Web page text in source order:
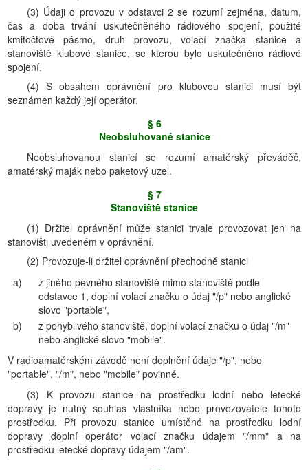
(3) Údaji o provozu v odstavci 2 se rozumí zejména, datum,
čas a doba trvání uskutečněného rádiového spojení, použité
kmitočtové pásmo, druh provozu, volací značka stanice a
stanoviště klubové stanice, se kterou bylo uskutečněno rádiové
spojení.
(4) S obsahem oprávnění pro klubovou stanici musí být
seznámen každý její operátor.
§ 6
Neobsluhované stanice
Neobsluhovanou stanicí se rozumí amatérský převáděč,
amatérský maják nebo paketový uzel.
§ 7
Stanoviště stanice
(1) Držitel oprávnění může stanici trvale provozovat jen na
stanovišti uvedeném v oprávnění.
(2) Provozuje-li držitel oprávnění přechodně stanici
a)
z jiného pevného stanoviště mimo stanoviště podle
odstavce 1, doplní volací značku o údaj "/p" nebo anglické
slovo "portable",
b)
z pohyblivého stanoviště, doplní volací značku o údaj "/m"
nebo anglické slovo "mobile".
V radioamatérském závodě není doplnění údaje "/p", nebo
"portable", "/m", nebo "mobile" povinné.
(3) K provozu stanice na prostředku lodní nebo letecké
dopravy je nutný souhlas vlastníka nebo provozovatele tohoto
prostředku. Při provozu stanice umístěné na prostředku lodní
dopravy doplní operátor volací značku údajem "/mm" a na
prostředku letecké dopravy údajem "/am".